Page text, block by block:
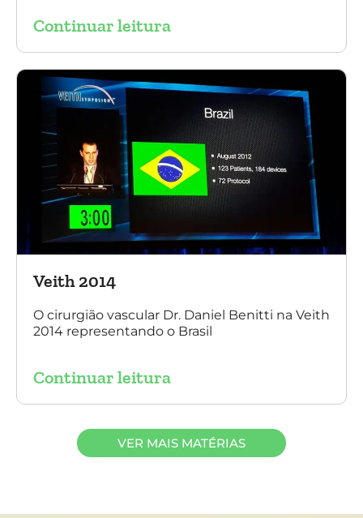
Continuar leitura
Veith 2014
O cirurgião vascular Dr. Daniel Benitti na Veith
2014 representando o Brasil
Continuar leitura
VER MAIS MATÉRIAS